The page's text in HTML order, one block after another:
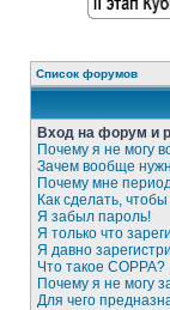
Список форумов
Вход на форум и
Почему я не могу
Зачем вообще
Почему мне
Как сделать,
Я забыл пароль!
Я только что
Я давно
Что такое COPPA?
Почему я не могу
Для чего